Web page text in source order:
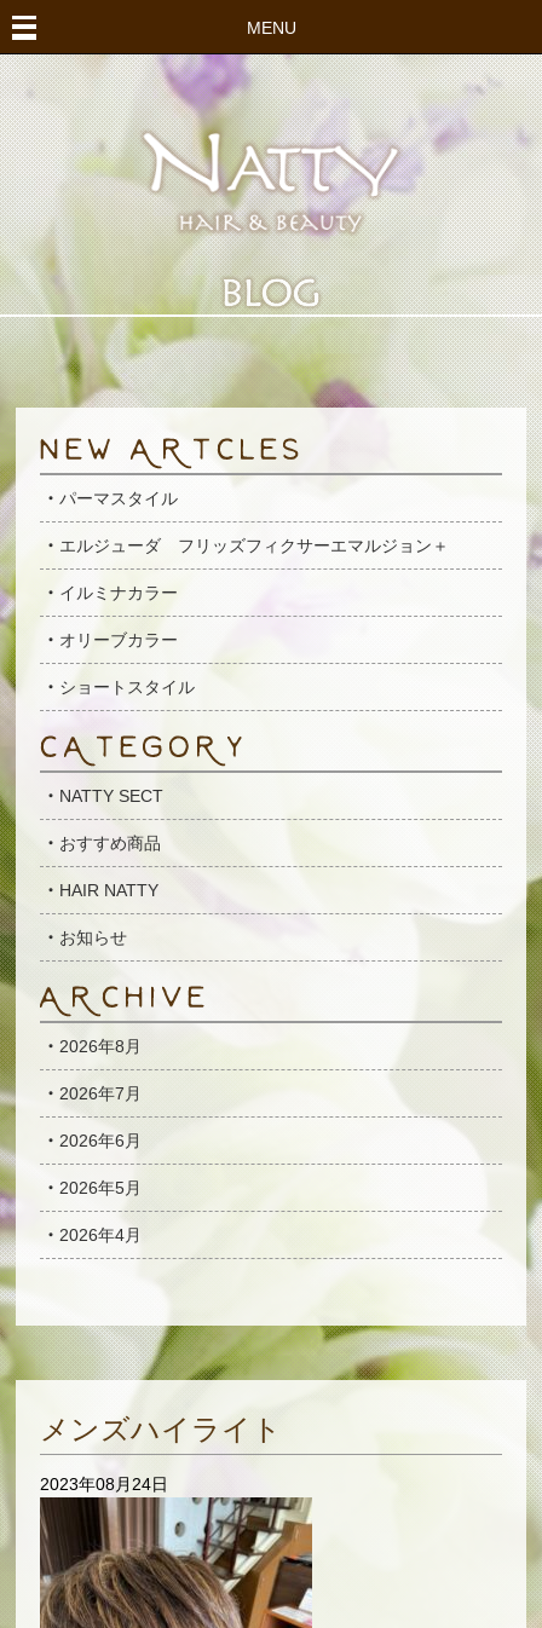
MENU
パーマスタイル
エルジューダ フリッズフィクサーエマルジョン＋
イルミナカラー
オリーブカラー
ショートスタイル
NATTY SECT
おすすめ商品
HAIR NATTY
お知らせ
2026年8月
2026年7月
2026年6月
2026年5月
2026年4月
メンズハイライト
2023年08月24日